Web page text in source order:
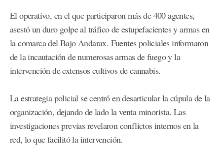
El operativo, en el que participaron más de 400 agentes,
asestó un duro golpe al tráfico de estupefacientes y armas en
la comarca del Bajo Andarax. Fuentes policiales informaron
de la incautación de numerosas armas de fuego y la
intervención de extensos cultivos de cannabis.
La estrategia policial se centró en desarticular la cúpula de la
organización, dejando de lado la venta minorista. Las
investigaciones previas revelaron conflictos internos en la
red, lo que facilitó la intervención.